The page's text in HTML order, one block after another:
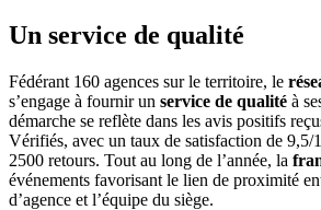
Un service de qualité
Fédérant 160 agences sur le territoire, le
s’engage à fournir un service de qualité à
démarche se reflète dans les avis positifs
Vérifiés, avec un taux de satisfaction de 9,5/
2500 retours. Tout au long de l’année, la
événements favorisant le lien de proximité
d’agence et l’équipe du siège.